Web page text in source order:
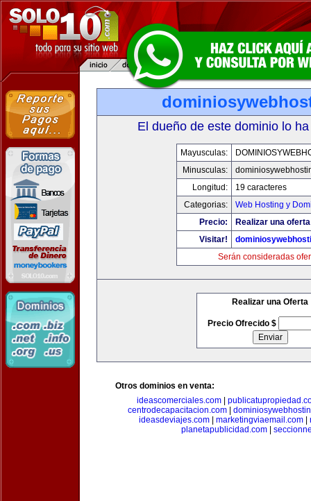
El dueño de este dominio lo
Mayusculas:
Minusculas:
Longitud:
19 caracteres
Categorias:
Web Hosting y
Precio:
Realizar una
Visitar!
Serán consideradas
Realizar una Oferta
Precio Ofrecido $
Otros dominios en venta:
ideascomerciales.com|
centrodecapacitacion.com
ideasdeviajes.com| marketingviaemail.com|
planetapublicidad.com|